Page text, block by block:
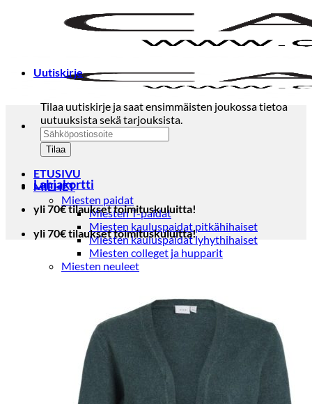
ETUSIVU
MIEHET
Miesten paidat
Miesten T-paidat
Miesten kauluspaidat pitkähihaiset
Miesten kauluspaidat lyhythihaiset
Miesten colleget ja hupparit
Miesten neuleet
Puvut ja blazerit
Puvut
Puvuntakit ja blazerit
Miesten housut
Miesten housut
Miesten farkut
Miesten collegehousut
Uutiskirje
Tilaa uutiskirje ja saat ensimmäisten joukossa tietoa
uutuuksista sekä tarjouksista.
Lahjakortti
yli 70€ tilaukset toimituskuluitta!
yli 70€ tilaukset toimituskuluitta!